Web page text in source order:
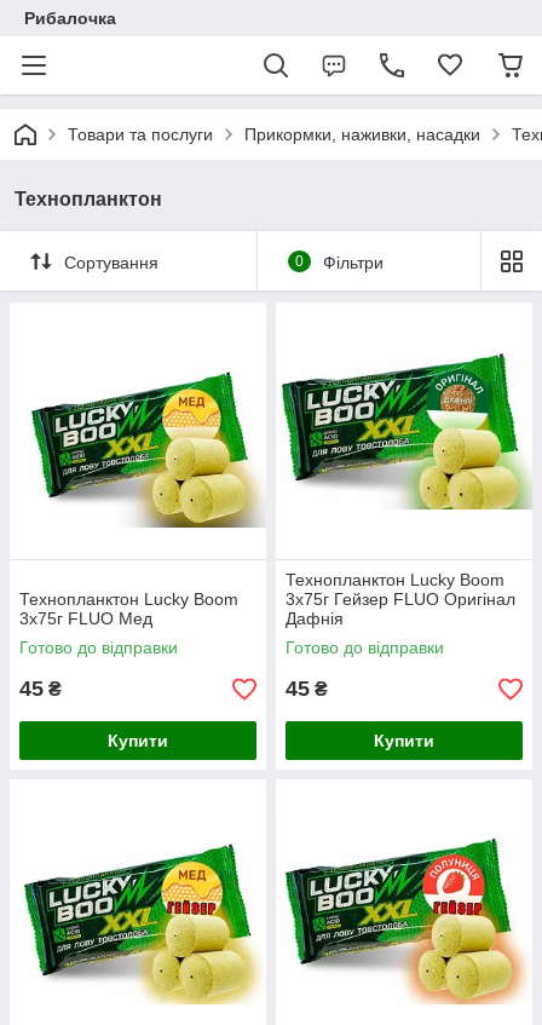
Рибалочка
Товари та послуги Прикормки, наживки, насадки
Технопланктон
Сортування 0 Фільтри
Технопланктон Lucky Boom
3x75г FLUO Мед
Готово до відправки
45 ₴
Купити
Технопланктон Lucky Boom
3x75г Гейзер FLUO Оригінал
Дафнія
Готово до відправки
45 ₴
Купити